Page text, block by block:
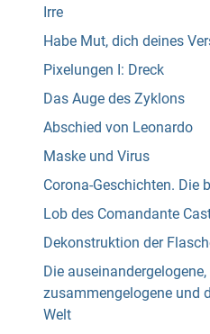
Irre
Habe Mut, dich deines
Pixelungen I: Dreck
Das Auge des Zyklons
Abschied von Leonardo
Maske und Virus
Corona-Geschichten. Die
Lob des Comandante
Dekonstruktion der
Die auseinandergelogene,
zusammengelogene und
Welt